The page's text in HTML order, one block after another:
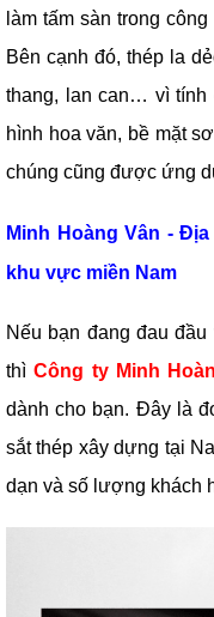
làm tấm sàn trong
Bên cạnh đó, thép la
thang, lan can… vì tính
hình hoa văn, bề mặt
chúng cũng được ứng
Minh Hoàng Vân -
khu vực miền Nam
Nếu bạn đang đau
thìCông ty Minh
dành cho bạn. Đây là
sắt thép xây dựng tại
dạn và số lượng khách